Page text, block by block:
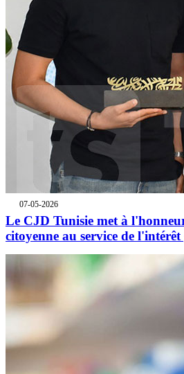
07-05-2026
Le CJD Tunisie met à
citoyenne au service de l'intérêt